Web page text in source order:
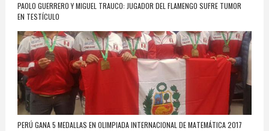
PAOLO GUERRERO Y MIGUEL TRAUCO: JUGADOR DEL FLAMENGO SUFRE TUMOR
EN TESTÍCULO
PERÚ GANA 5 MEDALLAS EN OLIMPIADA INTERNACIONAL DE MATEMÁTICA 2017